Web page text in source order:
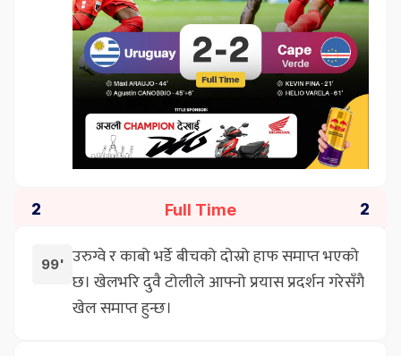
2 Full Time 2
99' उरुग्वे र काबो भर्डे बीचको दोस्रो हाफ समाप्त भएको
छ। खेलभरि दुवै टोलीले आफ्नो प्रयास प्रदर्शन गरेसँगै
खेल समाप्त हुन्छ।